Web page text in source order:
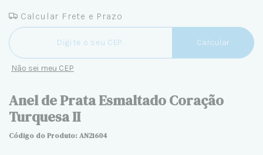
Calcular Frete e Prazo
Entregas para o CEP:
Calcular
Não sei meu CEP
Anel de Prata Esmaltado Coração
Turquesa II
Código do Produto: AN21604